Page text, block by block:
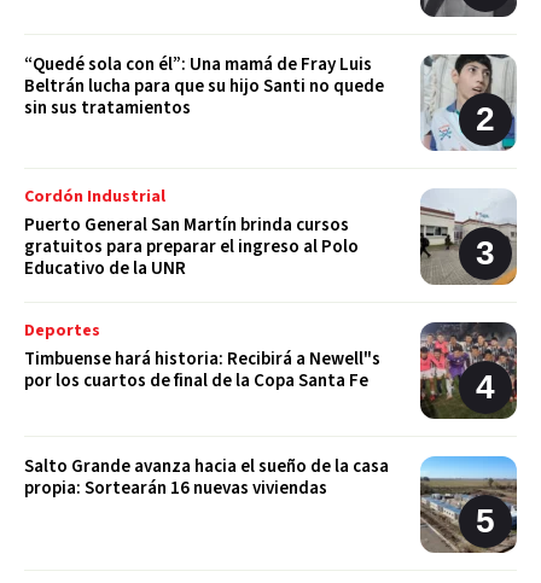
“Quedé sola con él”: Una mamá de Fray Luis
Beltrán lucha para que su hijo Santi no quede
sin sus tratamientos
Cordón Industrial
Puerto General San Martín brinda cursos
gratuitos para preparar el ingreso al Polo
Educativo de la UNR
Deportes
Timbuense hará historia: Recibirá a Newell"s
por los cuartos de final de la Copa Santa Fe
Salto Grande avanza hacia el sueño de la casa
propia: Sortearán 16 nuevas viviendas